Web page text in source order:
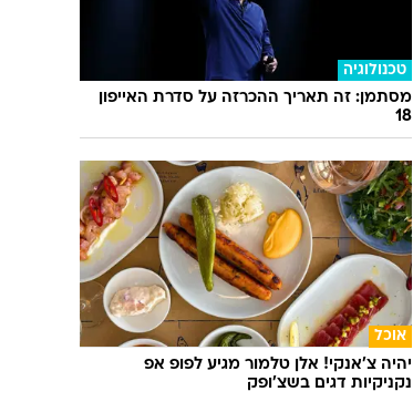
השאלון שיעשה לכם סדר - מי המפלגה שהכי
מתאימה לעמדות שלכם?
טכנולוגיה
מסתמן: זה תאריך ההכרזה על סדרת האייפון